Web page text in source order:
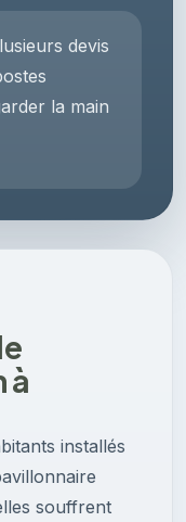
devis
la main
à
installés
souffrent